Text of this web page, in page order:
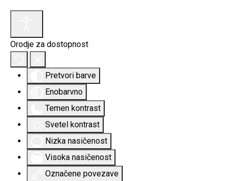
Orodje za dostopnost
Pretvori barve
Enobarvno
Temen kontrast
Svetel kontrast
Nizka nasičenost
Visoka nasičenost
Označene povezave